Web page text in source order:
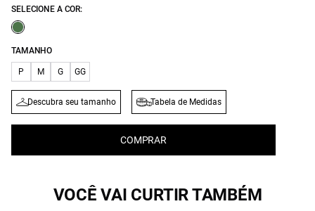
SELECIONE A COR:
TAMANHO
P M G GG
Descubra seu tamanho Tabela de Medidas
COMPRAR
VOCÊ VAI CURTIR TAMBÉM